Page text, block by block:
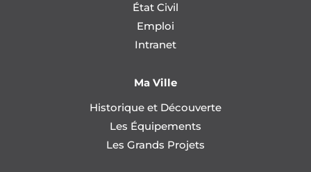
État Civil
Emploi
Intranet
Ma Ville
Historique et Découverte
Les Équipements
Les Grands Projets